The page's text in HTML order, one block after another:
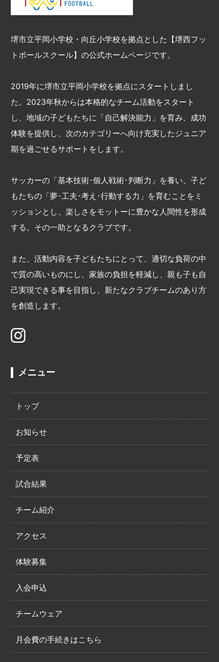
堺市立平岡小学校・向丘小学校を拠点とした【堺西フッ
トボールスクール】の公式ホームページです。
2019年に堺市立平岡小学校を拠点にスタートしまし
た。2023年秋からは本格的なチーム活動をスタート
し、地域の子どもたちに「自己解決能力」を育み、成功
体験を提供し、次のカテゴリーへ向け充実したジュニア
期を過ごせるサポートをします。
サッカーの「基本技術･個人戦術･判断力」を養い、子ど
もたちの「夢･工夫･考え･行動する力」を育むことをミ
ッションとし、楽しさをモットーに豊かな人間性を形成
する。その一助となるクラブです。
また、活動内容を子どもたちにとって、適切な負荷の中
で質の高いものにし、家族の負担を軽減し、親も子も自
己実現できる事を目指し、新たなクラブチームのあり方
を創造します。
メニュー
トップ
お知らせ
予定表
試合結果
チーム紹介
アクセス
体験募集
入会申込
チームウェア
月会費の手続きはこちら